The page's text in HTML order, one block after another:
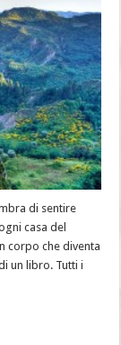
di sentire
casa del
corpo che diventa
un libro. Tutti i